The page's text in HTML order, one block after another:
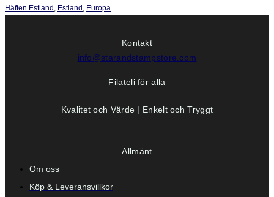
Häften Estland , Estland , Europa
Kontakt
info@starandstampstore.com
Filateli för alla
Kvalitet och Värde | Enkelt och Tryggt
Allmänt
Om oss
Köp & Leveransvillkor